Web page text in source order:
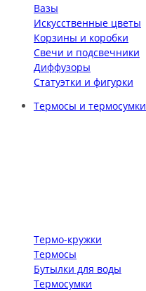
Вазы
Искусственные цветы
Корзины и коробки
Свечи и подсвечники
Диффузоры
Статуэтки и фигурки
Термосы и термосумки
Термо-кружки
Термосы
Бутылки для воды
Термосумки